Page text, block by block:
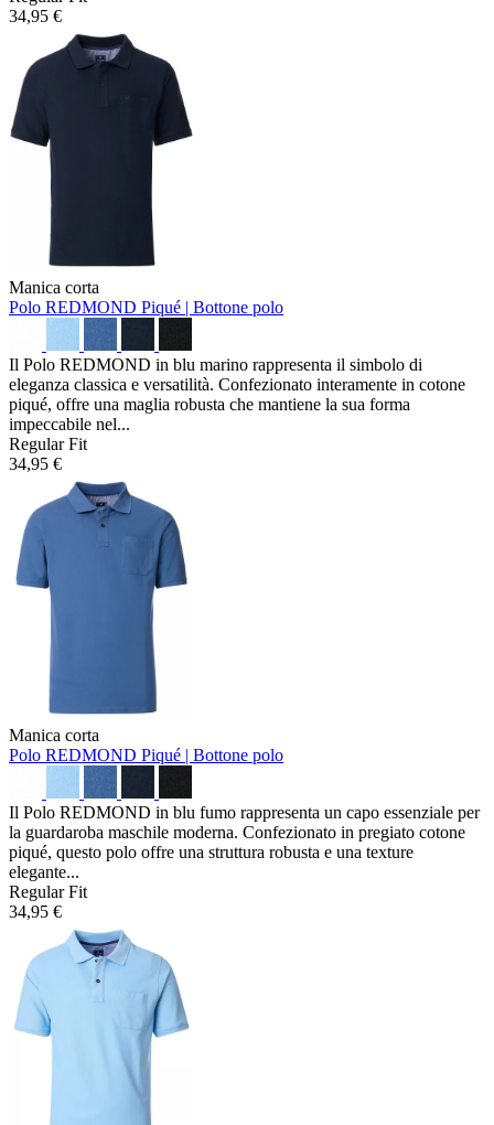
34,95 €
Manica corta
Polo REDMOND Piqué | Bottone polo
Il Polo REDMOND in blu marino rappresenta il simbolo di
eleganza classica e versatilità. Confezionato interamente in cotone
piqué, offre una maglia robusta che mantiene la sua forma
impeccabile nel...
Regular Fit
34,95 €
Manica corta
Polo REDMOND Piqué | Bottone polo
Il Polo REDMOND in blu fumo rappresenta un capo essenziale per
la guardaroba maschile moderna. Confezionato in pregiato cotone
piqué, questo polo offre una struttura robusta e una texture
elegante...
Regular Fit
34,95 €